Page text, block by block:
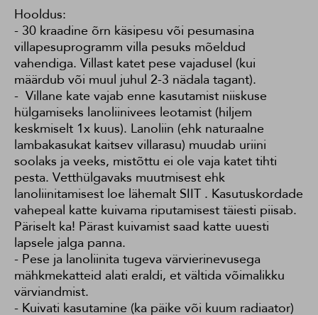
Hooldus:
- 30 kraadine õrn käsipesu või pesumasina
villapesuprogramm villa pesuks mõeldud
vahendiga. Villast katet pese vajadusel (kui
määrdub või muul juhul 2-3 nädala tagant).
- Villane kate vajab enne kasutamist niiskuse
hülgamiseks lanoliinivees leotamist (hiljem
keskmiselt 1x kuus). Lanoliin (ehk naturaalne
lambakasukat kaitsev villarasu) muudab uriini
soolaks ja veeks, mistõttu ei ole vaja katet tihti
pesta. Vetthülgavaks muutmisest ehk
lanoliinitamisest loe lähemalt SIIT. Kasutuskordade
vahepeal katte kuivama riputamisest täiesti piisab.
Päriselt ka! Pärast kuivamist saad katte uuesti
lapsele jalga panna.
- Pese ja lanoliinita tugeva värvierinevusega
mähkmekatteid alati eraldi, et vältida võimalikku
värviandmist.
- Kuivati kasutamine (ka päike või kuum radiaator)